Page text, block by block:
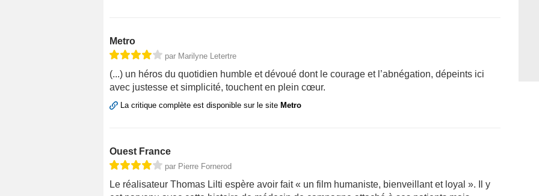
Metro
par Marilyne Letertre
(...) un héros du quotidien humble et dévoué dont le courage et l’abnégation, dépeints ici
avec justesse et simplicité, touchent en plein cœur.
La critique complète est disponible sur le site Metro
Ouest France
par Pierre Fornerod
Le réalisateur Thomas Lilti espère avoir fait « un film humaniste, bienveillant et loyal ». Il y